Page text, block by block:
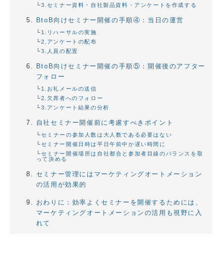
3.セミナー資料・自社製品資料・アンケートを作成する
BtoB向けセミナー開催の手順④：当日の運営
1.リハーサルの実施
2.アンケートの配布
3.人員の配置
BtoB向けセミナー開催の手順⑤：開催後のアフター
フォロー
1.お礼メールの送信
2.欠席者へのフォロー
3.アンケート結果の分析
自社セミナー開催前に考慮すべきポイント
セミナーの参加人数は大人数である必要はない
セミナー開催日時は平日午前中か遅い時間に
セミナー開催場所は自社都合と参加者目線のバランスを取
って決める
セミナー管理にはマーケティングオートメーション
の活用が効果的
おわりに：効率よくセミナーを開催するためには、
マーケティングオートメーションの活用も視野に入
れて